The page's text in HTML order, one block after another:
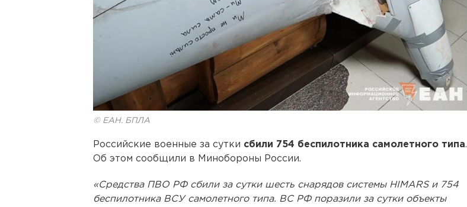
© ЕАН. БПЛА
Российские военные за сутки сбили 754 беспилотника самолетного типа.
Об этом сообщили в Минобороны России.
«Средства ПВО РФ сбили за сутки шесть снарядов системы HIMARS и 754
беспилотника ВСУ самолетного типа. ВС РФ поразили за сутки объекты